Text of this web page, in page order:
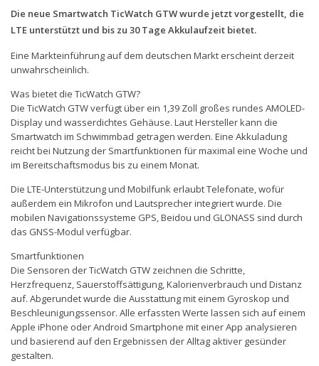
Flatrate-Datentarife
Die neue Smartwatch TicWatch GTW wurde jetzt vorgestellt, die
LTE unterstützt und bis zu 30 Tage Akkulaufzeit bietet.
Eine Markteinführung auf dem deutschen Markt erscheint derzeit
unwahrscheinlich.
Was bietet die TicWatch GTW?
Die TicWatch GTW verfügt über ein 1,39 Zoll großes rundes AMOLED-
Display und wasserdichtes Gehäuse. Laut Hersteller kann die
Smartwatch im Schwimmbad getragen werden. Eine Akkuladung
reicht bei Nutzung der Smartfunktionen für maximal eine Woche und
im Bereitschaftsmodus bis zu einem Monat.
Die LTE-Unterstützung und Mobilfunk erlaubt Telefonate, wofür
außerdem ein Mikrofon und Lautsprecher integriert wurde. Die
mobilen Navigationssysteme GPS, Beidou und GLONASS sind durch
das GNSS-Modul verfügbar.
Smartfunktionen
Die Sensoren der TicWatch GTW zeichnen die Schritte,
Herzfrequenz, Sauerstoffsättigung, Kalorienverbrauch und Distanz
auf. Abgerundet wurde die Ausstattung mit einem Gyroskop und
Beschleunigungssensor. Alle erfassten Werte lassen sich auf einem
Apple iPhone oder Android Smartphone mit einer App analysieren
und basierend auf den Ergebnissen der Alltag aktiver gesünder
gestalten.